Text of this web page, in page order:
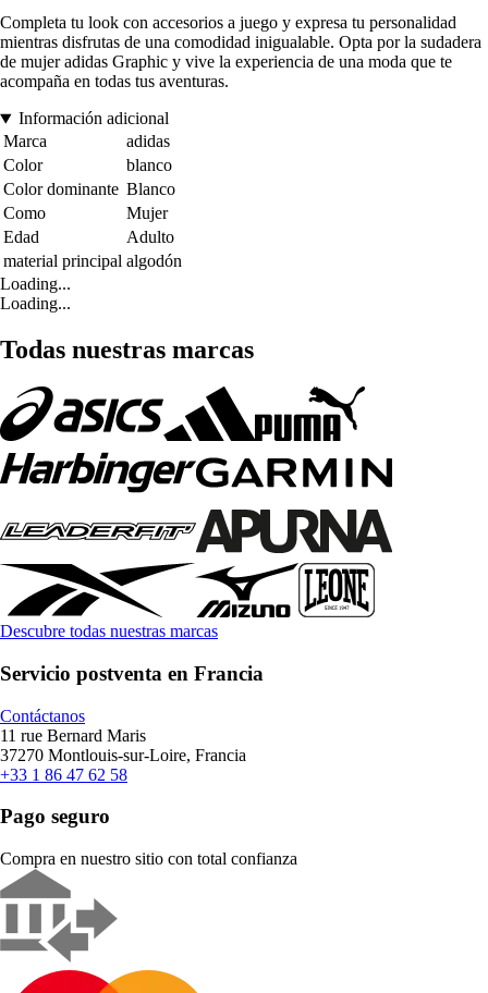
Completa tu look con accesorios a juego y expresa tu personalidad
mientras disfrutas de una comodidad inigualable. Opta por la sudadera
de mujer adidas Graphic y vive la experiencia de una moda que te
acompaña en todas tus aventuras.
Información adicional
Marca
adidas
Color
blanco
Color dominante Blanco
Como
Mujer
Edad
Adulto
material principal algodón
Loading...
Loading...
Todas nuestras marcas
Descubre todas nuestras marcas
Servicio postventa en Francia
Contáctanos
11 rue Bernard Maris
37270 Montlouis-sur-Loire, Francia
+33 1 86 47 62 58
Pago seguro
Compra en nuestro sitio con total confianza